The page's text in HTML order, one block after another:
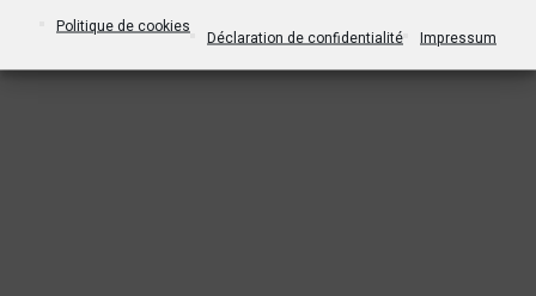
Politique de cookies
Déclaration de confidentialité Impressum